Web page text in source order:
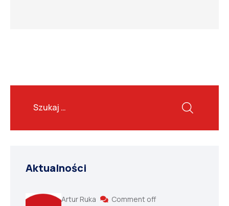
Aktualności
Artur Ruka Comment off